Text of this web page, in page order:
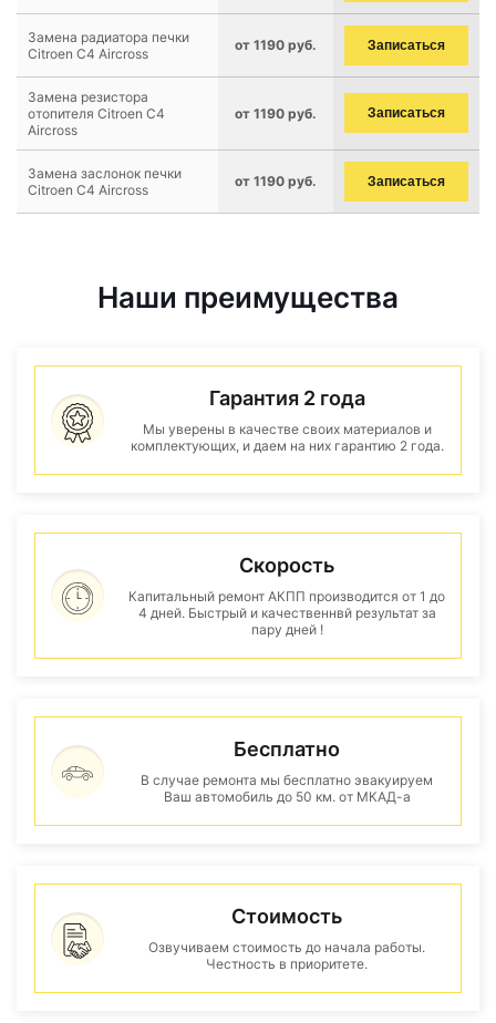
Замена радиатора печки
Citroen C4 Aircross
от 1190 руб. Записаться
Замена резистора
отопителя Citroen C4
Aircross
от 1190 руб. Записаться
Замена заслонок печки
Citroen C4 Aircross
от 1190 руб. Записаться
Наши преимущества
Гарантия 2 года
Мы уверены в качестве своих материалов и
комплектующих, и даем на них гарантию 2 года.
Скорость
Капитальный ремонт АКПП производится от 1 до
4 дней. Быстрый и качественнвй результат за
пару дней !
Бесплатно
В случае ремонта мы бесплатно эвакуируем
Ваш автомобиль до 50 км. от МКАД-а
Стоимость
Озвучиваем стоимость до начала работы.
Честность в приоритете.